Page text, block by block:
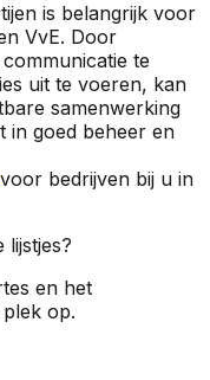
is belangrijk voor
VvE. Door
te
uit te voeren, kan
samenwerking
in goed beheer en
voor bedrijven bij u in
en het
op.